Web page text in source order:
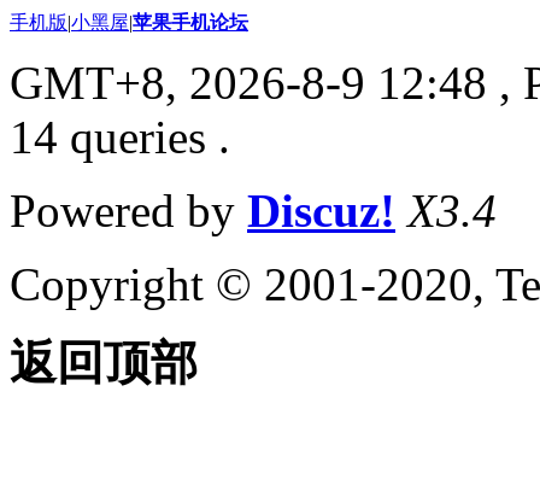
手机版|小黑屋|苹果手机论坛
GMT+8, 2026-8-9 12:48 ,
14 queries .
Powered by Discuz! X3.4
Copyright © 2001-2020,
返回顶部